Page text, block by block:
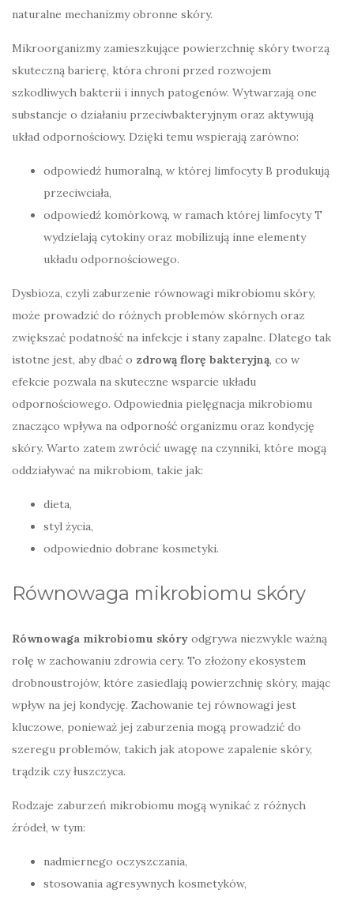
naturalne mechanizmy obronne skóry.
Mikroorganizmy zamieszkujące powierzchnię skóry tworzą
skuteczną barierę, która chroni przed rozwojem
szkodliwych bakterii i innych patogenów. Wytwarzają one
substancje o działaniu przeciwbakteryjnym oraz aktywują
układ odpornościowy. Dzięki temu wspierają zarówno:
odpowiedź humoralną, w której limfocyty B produkują
przeciwciała,
odpowiedź komórkową, w ramach której limfocyty T
wydzielają cytokiny oraz mobilizują inne elementy
układu odpornościowego.
Dysbioza, czyli zaburzenie równowagi mikrobiomu skóry,
może prowadzić do różnych problemów skórnych oraz
zwiększać podatność na infekcje i stany zapalne. Dlatego tak
istotne jest, aby dbać o zdrową florę bakteryjną, co w
efekcie pozwala na skuteczne wsparcie układu
odpornościowego. Odpowiednia pielęgnacja mikrobiomu
znacząco wpływa na odporność organizmu oraz kondycję
skóry. Warto zatem zwrócić uwagę na czynniki, które mogą
oddziaływać na mikrobiom, takie jak:
dieta,
styl życia,
odpowiednio dobrane kosmetyki.
Równowaga mikrobiomu skóry
Równowaga mikrobiomu skóry odgrywa niezwykle ważną
rolę w zachowaniu zdrowia cery. To złożony ekosystem
drobnoustrojów, które zasiedlają powierzchnię skóry, mając
wpływ na jej kondycję. Zachowanie tej równowagi jest
kluczowe, ponieważ jej zaburzenia mogą prowadzić do
szeregu problemów, takich jak atopowe zapalenie skóry,
trądzik czy łuszczyca.
Rodzaje zaburzeń mikrobiomu mogą wynikać z różnych
źródeł, w tym:
nadmiernego oczyszczania,
stosowania agresywnych kosmetyków,